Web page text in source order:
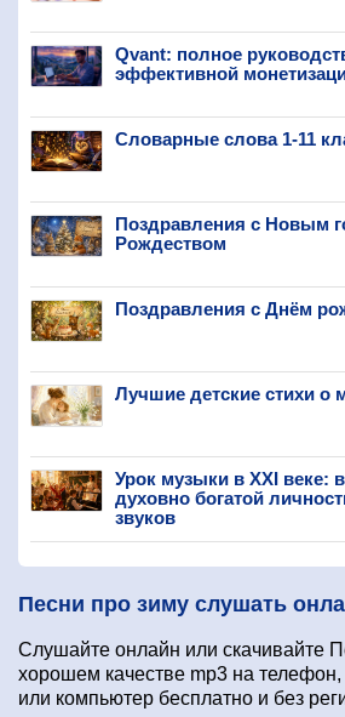
Qvant: полное
эффективной
Словарные слова 1-11
Поздравления с Новым
Рождеством
Поздравления с Днём
Лучшие детские стихи о
Урок музыки в XXI веке:
духовно богатой
звуков
Песни про зиму слушать
Слушайте онлайн или скачивайте
хорошем качестве mp3 на телефон,
или компьютер бесплатно и без